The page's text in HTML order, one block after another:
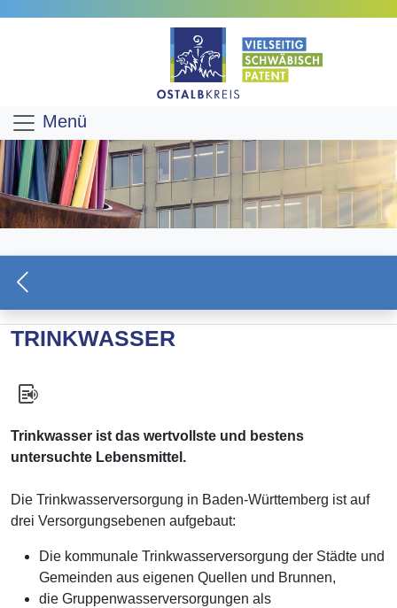
Menü
TRINKWASSER
Trinkwasser ist das wertvollste und bestens
untersuchte Lebensmittel.
Die Trinkwasserversorgung in Baden-Württemberg ist auf
drei Versorgungsebenen aufgebaut:
Die kommunale Trinkwasserversorgung der Städte und
Gemeinden aus eigenen Quellen und Brunnen,
die Gruppenwasserversorgungen als